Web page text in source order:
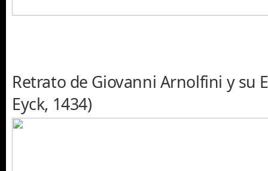
Retrato de Giovanni Arnolfini y su
Eyck, 1434)